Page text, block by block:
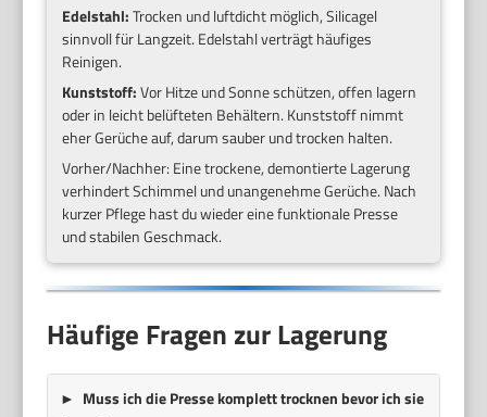
Edelstahl:Trocken und luftdicht möglich, Silicagel
sinnvoll für Langzeit. Edelstahl verträgt häufiges
Reinigen.
Kunststoff:Vor Hitze und Sonne schützen, offen lagern
oder in leicht belüfteten Behältern. Kunststoff nimmt
eher Gerüche auf, darum sauber und trocken halten.
Vorher/Nachher: Eine trockene, demontierte Lagerung
verhindert Schimmel und unangenehme Gerüche. Nach
kurzer Pflege hast du wieder eine funktionale Presse
und stabilen Geschmack.
Häufige Fragen zur Lagerung
Muss ich die Presse komplett trocknen bevor ich sie